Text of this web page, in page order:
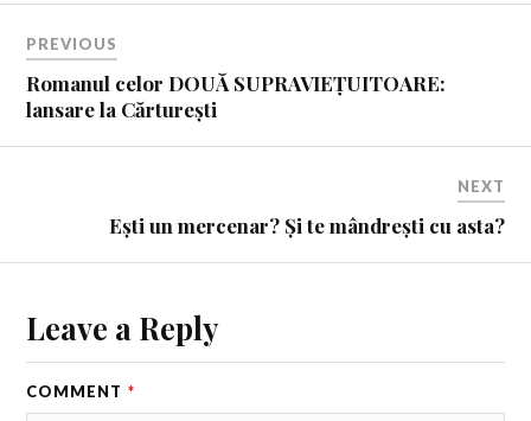
PREVIOUS
Romanul celor DOUĂ SUPRAVIEȚUITOARE:
lansare la Cărturești
NEXT
Ești un mercenar? Și te mândrești cu asta?
Leave a Reply
COMMENT *